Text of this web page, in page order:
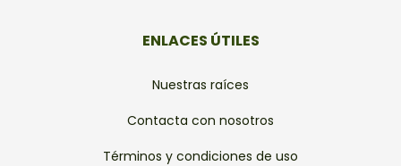
ENLACES ÚTILES
Nuestras raíces
Contacta con nosotros
Términos y condiciones de uso